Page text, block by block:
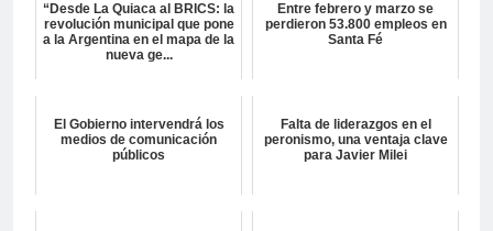
“Desde La Quiaca al BRICS: la
revolución municipal que pone
a la Argentina en el mapa de la
nueva ge...
Entre febrero y marzo se
perdieron 53.800 empleos en
Santa Fé
El Gobierno intervendrá los
medios de comunicación
públicos
Falta de liderazgos en el
peronismo, una ventaja clave
para Javier Milei